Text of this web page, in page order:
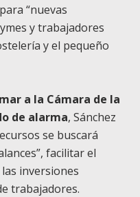
para “nuevas
y trabajadores
y el pequeño
a la Cámara de la
de alarma, Sánchez
se buscará
facilitar el
inversiones
trabajadores.